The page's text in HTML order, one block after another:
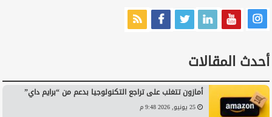
أحدث المقالات
أمازون تتغلب على تراجع التكنولوجيا بدعم من “برايم داي”
25 يونيو, 2026 9:48 م